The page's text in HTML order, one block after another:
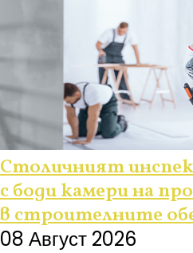
Столичният
с боди камери на
в строителните
08 Август 2026